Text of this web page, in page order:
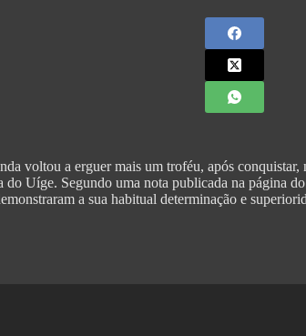
voltou a erguer mais um troféu, após
do Uíge. Segundo uma nota publicada na página
a sua habitual determinação e